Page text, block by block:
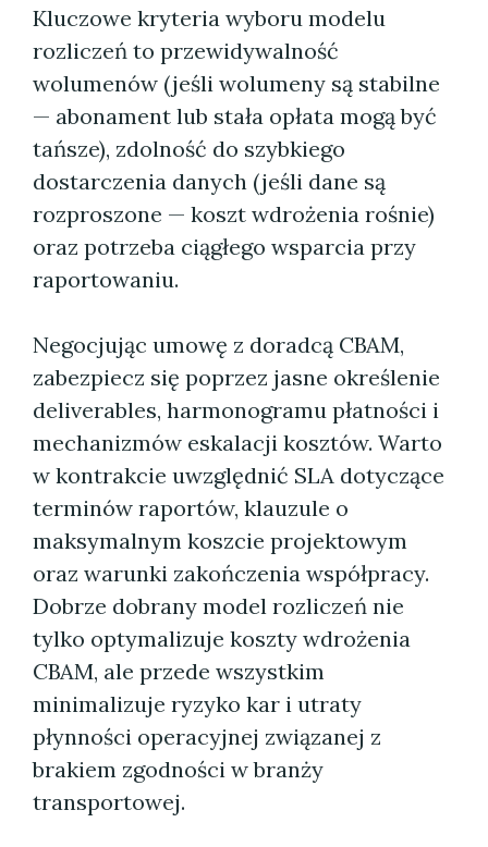
Kluczowe kryteria wyboru modelu
rozliczeń to przewidywalność
wolumenów (jeśli wolumeny są stabilne
— abonament lub stała opłata mogą być
tańsze), zdolność do szybkiego
dostarczenia danych (jeśli dane są
rozproszone — koszt wdrożenia rośnie)
oraz potrzeba ciągłego wsparcia przy
raportowaniu.
Negocjując umowę z doradcą CBAM,
zabezpiecz się poprzez jasne określenie
deliverables, harmonogramu płatności i
mechanizmów eskalacji kosztów. Warto
w kontrakcie uwzględnić SLA dotyczące
terminów raportów, klauzule o
maksymalnym koszcie projektowym
oraz warunki zakończenia współpracy.
Dobrze dobrany model rozliczeń nie
tylko optymalizuje koszty wdrożenia
CBAM, ale przede wszystkim
minimalizuje ryzyko kar i utraty
płynności operacyjnej związanej z
brakiem zgodności w branży
transportowej.